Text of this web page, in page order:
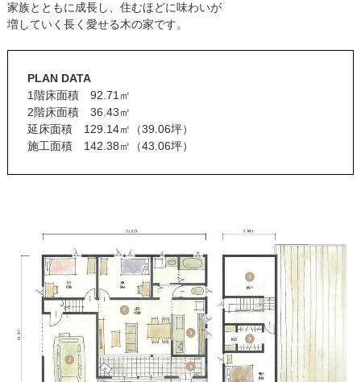
家族とともに成長し、住むほどに味わいが
増していく長く愛せる木の家です。
PLAN DATA
1階床面積 92.71㎡
2階床面積 36.43㎡
延床面積 129.14㎡（39.06坪）
施工面積 142.38㎡（43.06坪）